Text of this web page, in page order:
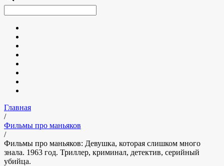
Главная
/
Фильмы про маньяков
/
Фильмы про маньяков: Девушка, которая слишком много
знала. 1963 год. Триллер, криминал, детектив, серийный
убийца.